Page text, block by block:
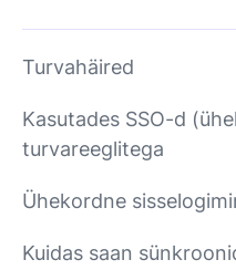
Turvahäired
Kasutades SSO-d
turvareeglitega
Ühekordne
Kuidas saan